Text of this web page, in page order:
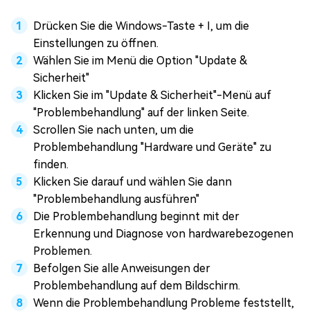
Drücken Sie die Windows-Taste + I, um die
Einstellungen zu öffnen.
Wählen Sie im Menü die Option "Update &
Sicherheit"
Klicken Sie im "Update & Sicherheit"-Menü auf
"Problembehandlung" auf der linken Seite.
Scrollen Sie nach unten, um die
Problembehandlung "Hardware und Geräte" zu
finden.
Klicken Sie darauf und wählen Sie dann
"Problembehandlung ausführen"
Die Problembehandlung beginnt mit der
Erkennung und Diagnose von hardwarebezogenen
Problemen.
Befolgen Sie alle Anweisungen der
Problembehandlung auf dem Bildschirm.
Wenn die Problembehandlung Probleme feststellt,